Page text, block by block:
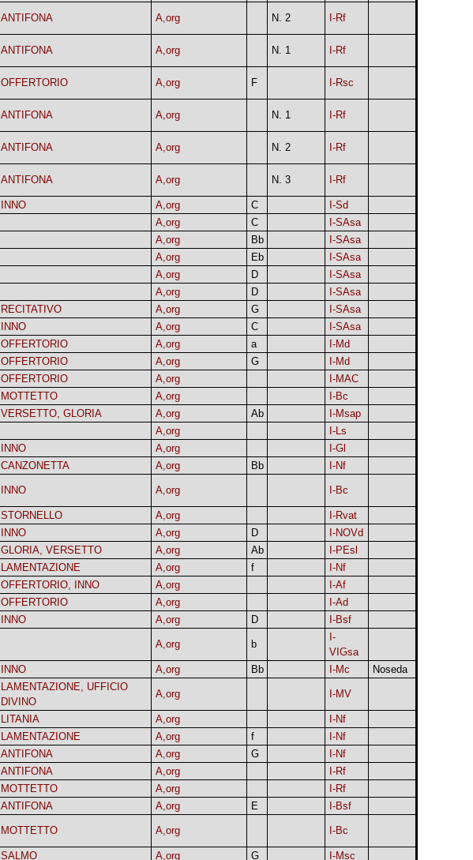
ANTIFONA A,org N. 2 I-Rf
ANTIFONA A,org N. 1 I-Rf
OFFERTORIO A,org F I-Rsc
ANTIFONA A,org N. 1 I-Rf
ANTIFONA A,org N. 2 I-Rf
ANTIFONA A,org N. 3 I-Rf
INNO A,org C
I-Sd
A,org C
I-SAsa
A,org Bb
I-SAsa
A,org Eb
I-SAsa
A,org D
I-SAsa
A,org D
I-SAsa
RECITATIVO A,org G
I-SAsa
INNO A,org C
I-SAsa
OFFERTORIO A,org a
I-Md
OFFERTORIO A,org G
I-Md
OFFERTORIO A,org
I-MAC
MOTTETTO A,org
I-Bc
VERSETTO, GLORIA A,org Ab
I-Msap
A,org
I-Ls
INNO A,org
I-Gl
CANZONETTA A,org Bb
I-Nf
INNO A,org I-Bc
STORNELLO A,org
I-Rvat
INNO A,org D
I-NOVd
GLORIA, VERSETTO A,org Ab
I-PEsl
LAMENTAZIONE A,org f
I-Nf
OFFERTORIO, INNO A,org
I-Af
OFFERTORIO A,org
I-Ad
INNO A,org D I-Bsf
A,org b
I-
VIGsa
INNO A,org Bb I-Mc Noseda
LAMENTAZIONE, UFFICIO
DIVINO
A,org I-MV
LITANIA A,org
I-Nf
LAMENTAZIONE A,org f
I-Nf
ANTIFONA A,org G
I-Nf
ANTIFONA A,org
I-Rf
MOTTETTO A,org
I-Rf
ANTIFONA A,org E
I-Bsf
MOTTETTO A,org I-Bc
SALMO A,org G I-Msc